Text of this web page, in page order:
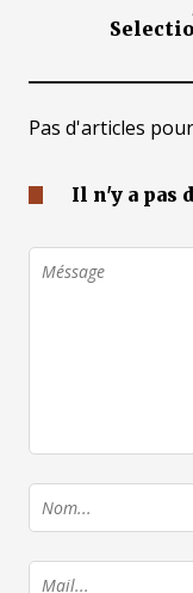
Pas d'articles
Il n'y a pas